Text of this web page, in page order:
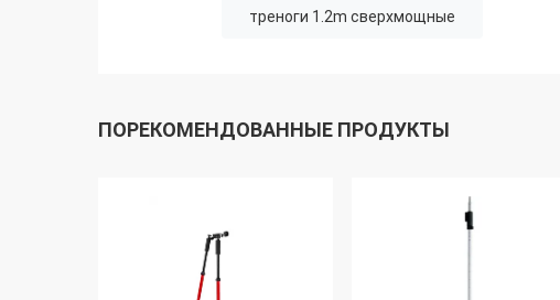
треноги 1.2m сверхмощные
ПОРЕКОМЕНДОВАННЫЕ ПРОДУКТЫ